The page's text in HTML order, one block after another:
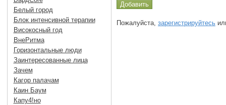
Пожалуйста, зарегистрируйтесь
Белый город
Блок интенсивной терапии
Високосный год
ВнеРитма
Горизонтальные люди
Заинтересованные лица
Зачем
Кагор палачам
Каин Баум
Капу4!но